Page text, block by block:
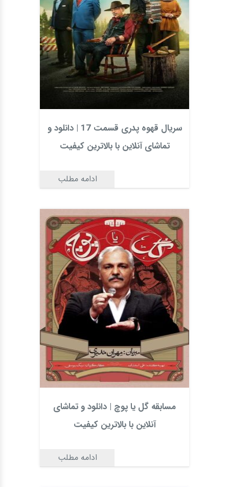
سریال قهوه پدری قسمت 17 | دانلود و
تماشای آنلاین با بالاترین کیفیت
ادامه مطلب
مسابقه گل یا پوچ | دانلود و تماشای
آنلاین با بالاترین کیفیت
ادامه مطلب